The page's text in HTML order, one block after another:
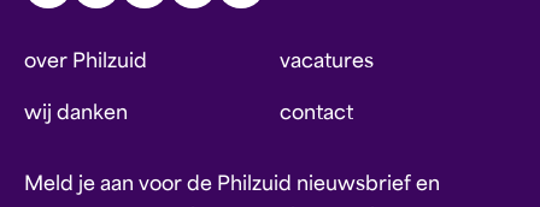
over Philzuid vacatures
wij danken contact
Meld je aan voor de Philzuid nieuwsbrief en